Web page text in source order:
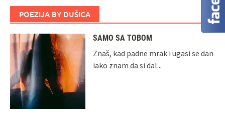
POEZIJA BY DUŠICA
SAMO SA TOBOM
Znaš, kad padne mrak i ugasi se dan
iako znam da si dal...